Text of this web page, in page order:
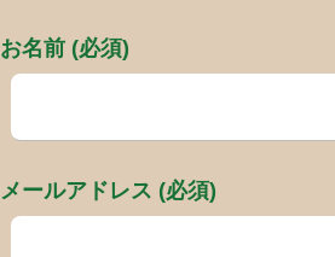
お名前 (必須)
メールアドレス (必須)